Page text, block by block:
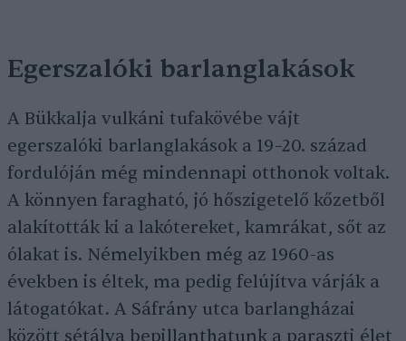
Egerszalóki barlanglakások
A Bükkalja vulkáni tufakövébe vájt
egerszalóki barlanglakások a 19–20. század
fordulóján még mindennapi otthonok voltak.
A könnyen faragható, jó hőszigetelő kőzetből
alakították ki a lakótereket, kamrákat, sőt az
ólakat is. Némelyikben még az 1960-as
években is éltek, ma pedig felújítva várják a
látogatókat. A Sáfrány utca barlangházai